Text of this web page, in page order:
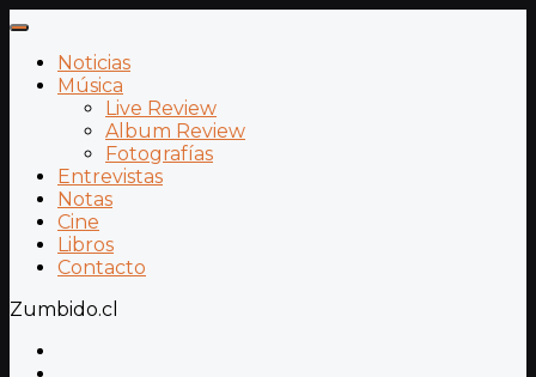
Noticias
Música
Live Review
Album Review
Fotografías
Entrevistas
Notas
Cine
Libros
Contacto
Zumbido.cl